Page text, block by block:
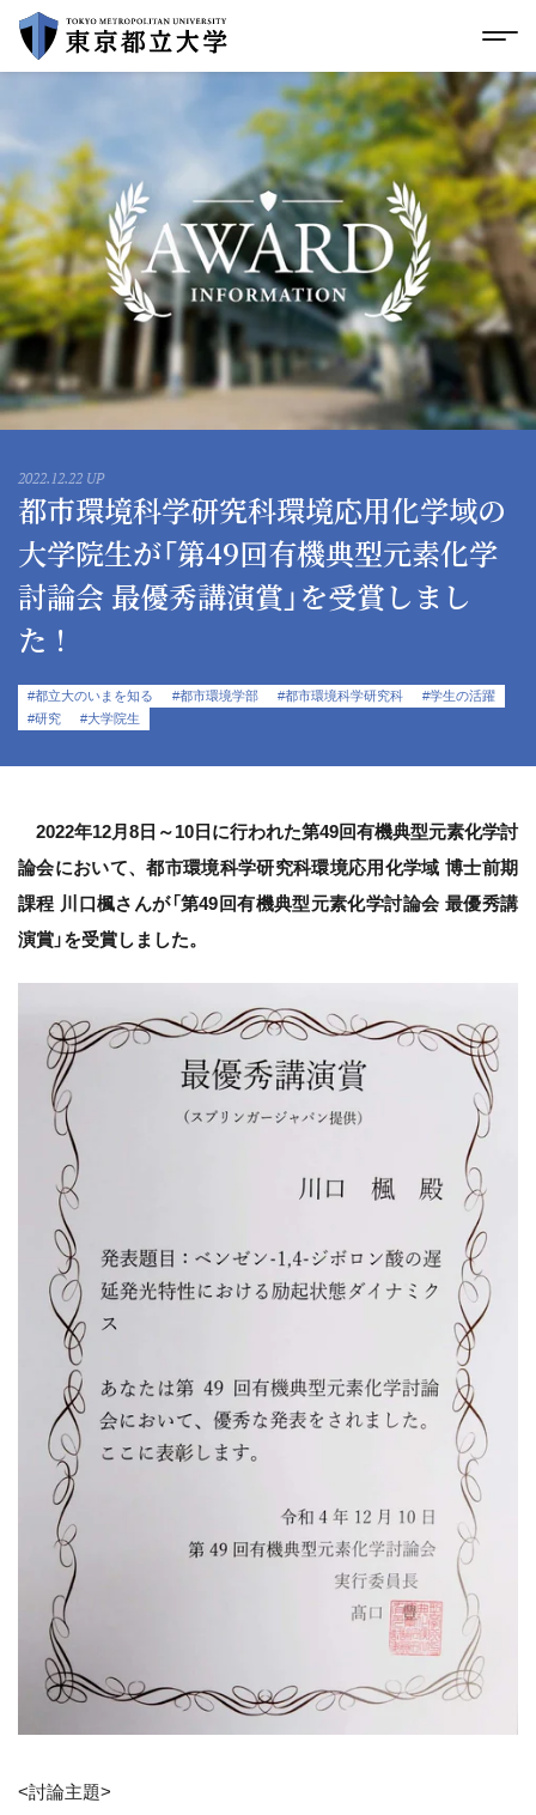
イ
ン
ツ
に
ス
キ
プ
グローバルメニューにスキップ メ
2022.12.22 UP
都市環境科学研究科環境応用化学域の
大学院生が「第49回有機典型元素化学
討論会 最優秀講演賞」を受賞しまし
た！
#都立大のいまを知る #都市環境学部 #都市環境科学研究科
#学生の活躍
#研究
#大学院生
2022年12月8日～10日に行われた第49回有機典型元素化学討
論会において、都市環境科学研究科環境応用化学域 博士前期
課程 川口楓さんが「第49回有機典型元素化学討論会 最優秀講
演賞」を受賞しました。
<討論主題>